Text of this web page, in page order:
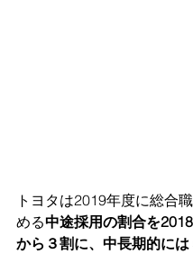
トヨタは2019年度に総合
める中途採用の割合を
から３割に、中長期的には